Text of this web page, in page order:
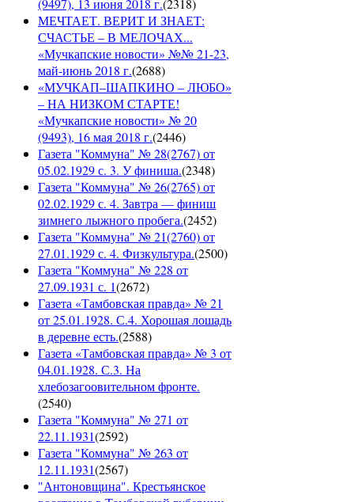
(9497), 13 июня 2018 г.(2318)
МЕЧТАЕТ. ВЕРИТ И ЗНАЕТ:
СЧАСТЬЕ – В МЕЛОЧАХ...
«Мучкапские новости» №№ 21-23,
май-июнь 2018 г.(2688)
«МУЧКАП–ШАПКИНО – ЛЮБО»
– НА НИЗКОМ СТАРТЕ!
«Мучкапские новости» № 20
(9493), 16 мая 2018 г.(2446)
Газета "Коммуна" № 28(2767) от
05.02.1929 с. 3. У финиша.(2348)
Газета "Коммуна" № 26(2765) от
02.02.1929 с. 4. Завтра — финиш
зимнего лыжного пробега.(2452)
Газета "Коммуна" № 21(2760) от
27.01.1929 с. 4. Физкультура.(2500)
Газета "Коммуна" № 228 от
27.09.1931 с. 1(2672)
Газета «Тамбовская правда» № 21
от 25.01.1928. С.4. Хорошая лошадь
в деревне есть.(2588)
Газета «Тамбовская правда» № 3 от
04.01.1928. С.3. На
хлебозагоовительном фронте.
(2540)
Газета "Коммуна" № 271 от
22.11.1931(2592)
Газета "Коммуна" № 263 от
12.11.1931(2567)
"Антоновщина". Крестьянское